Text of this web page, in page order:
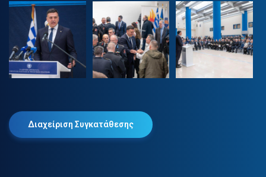
Διαχείριση Συγκατάθεσης